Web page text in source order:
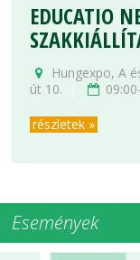
EDUCATIO
Hungexpo, A
út 10.
|
részletek »
Események